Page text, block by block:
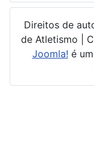
Direitos de
de Atletismo |
Joomla! é